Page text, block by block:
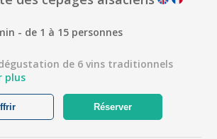
- de 1 à 15 personnes
de 6 vins traditionnels
plus
Réserver